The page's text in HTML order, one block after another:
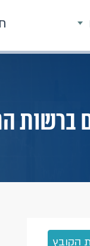
ברשות
הקובץ